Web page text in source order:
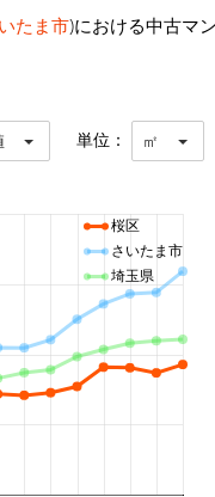
たま市)における中古マ
単位： ㎡
桜区
さいたま市
埼玉県